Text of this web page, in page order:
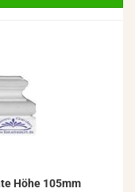
Höhe 105mm